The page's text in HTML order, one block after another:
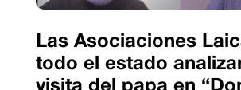
Las Asociaciones
todo el estado
visita del papa en